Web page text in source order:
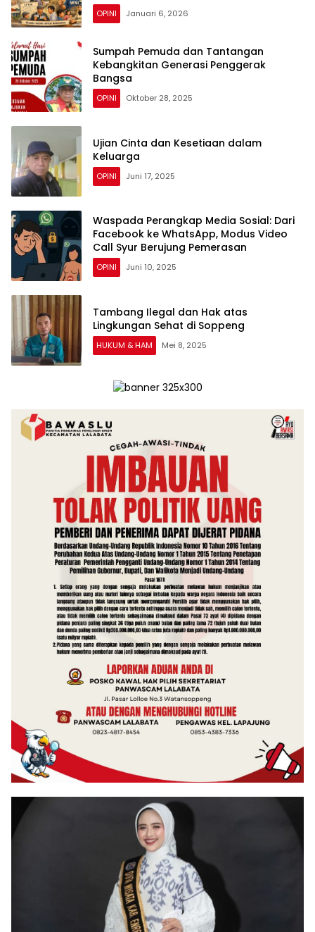
OPINI Januari 6, 2026
Sumpah Pemuda dan Tantangan
Kebangkitan Generasi Penggerak
Bangsa
OPINI Oktober 28, 2025
Ujian Cinta dan Kesetiaan dalam
Keluarga
OPINI Juni 17, 2025
Waspada Perangkap Media Sosial: Dari
Facebook ke WhatsApp, Modus Video
Call Syur Berujung Pemerasan
OPINI Juni 10, 2025
Tambang Ilegal dan Hak atas
Lingkungan Sehat di Soppeng
HUKUM & HAM Mei 8, 2025